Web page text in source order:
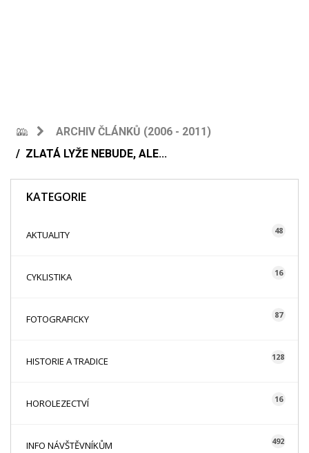
ARCHIV ČLÁNKŮ (2006 - 2011)
ZLATÁ LYŽE NEBUDE, ALE...
KATEGORIE
AKTUALITY 48
CYKLISTIKA 16
FOTOGRAFICKY 87
HISTORIE A TRADICE 128
HOROLEZECTVÍ 16
INFO NÁVŠTĚVNÍKŮM 492